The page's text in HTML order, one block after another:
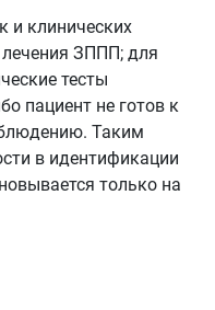
и клинических
ЗППП; для
тесты
пациент не готов к
Таким
в идентификации
только на